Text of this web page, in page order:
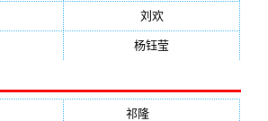
刘欢
杨钰莹
祁隆(647)